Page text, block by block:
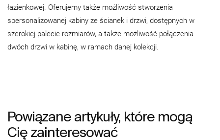
łazienkowej. Oferujemy także możliwość stworzenia
spersonalizowanej kabiny ze ścianek i drzwi, dostępnych w
szerokiej palecie rozmiarów, a także możliwość połączenia
dwóch drzwi w kabinę, w ramach danej kolekcji.
Powiązane artykuły, które mogą
Cię zainteresować